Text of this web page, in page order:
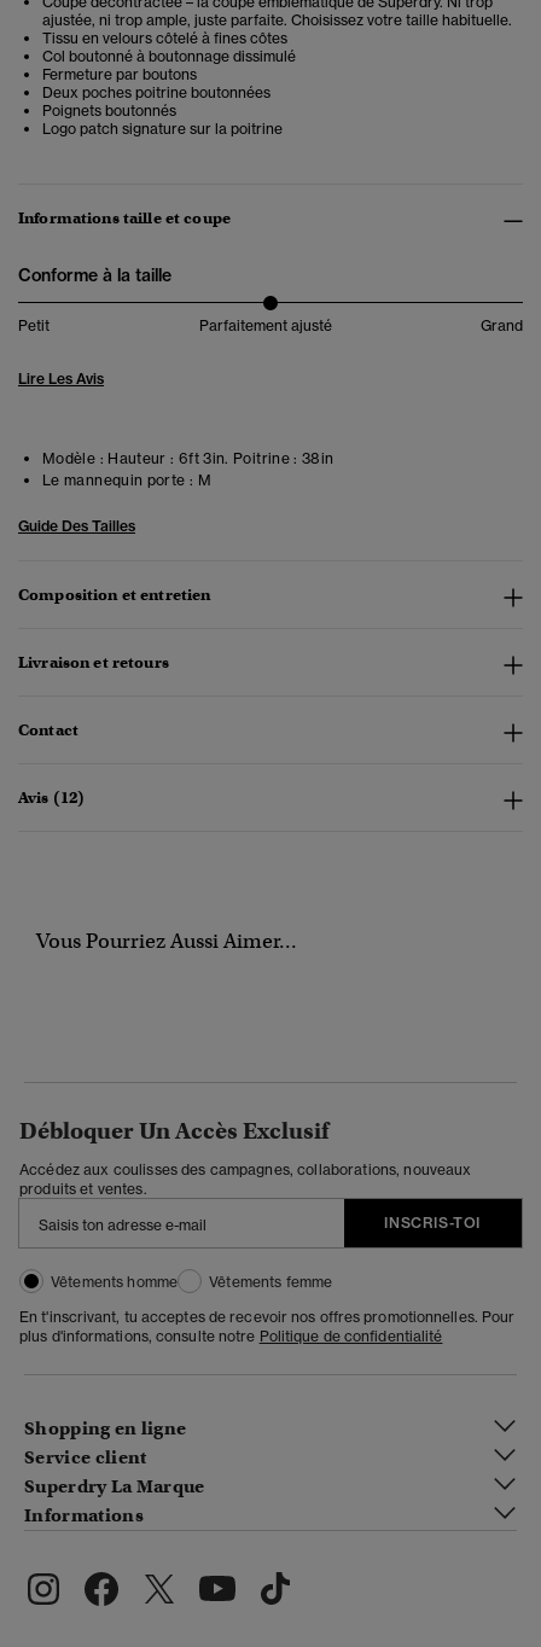
ajustée, ni trop ample, juste parfaite. Choisissez votre taille habituelle.
Tissu en velours côtelé à fines côtes
Col boutonné à boutonnage dissimulé
Fermeture par boutons
Deux poches poitrine boutonnées
Poignets boutonnés
Logo patch signature sur la poitrine
Informations taille et coupe
Conforme à la taille
Petit Parfaitement ajusté Grand
Lire Les Avis
Modèle : Hauteur : 6ft 3in. Poitrine : 38in
Le mannequin porte : M
Guide Des Tailles
Composition et entretien
Livraison et retours
Contact
Avis (12)
Vous Pourriez Aussi Aimer...
Débloquer Un Accès Exclusif
Accédez aux coulisses des campagnes, collaborations, nouveaux
produits et ventes.
INSCRIS-TOI
Vêtements homme
Vêtements femme
En t'inscrivant, tu acceptes de recevoir nos offres promotionnelles. Pour
plus d'informations, consulte notre Politique de confidentialité
Shopping en ligne
Service client
Superdry La Marque
Informations